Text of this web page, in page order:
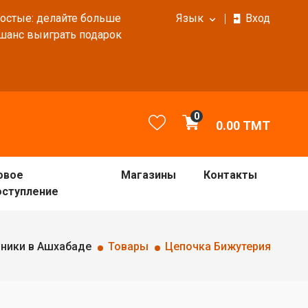
делайте больше
выиграть подарок
Язык Вход
0
0.00 TMT
Магазины Контакты
в Ашхабаде Товары Цепочка Бижутерия